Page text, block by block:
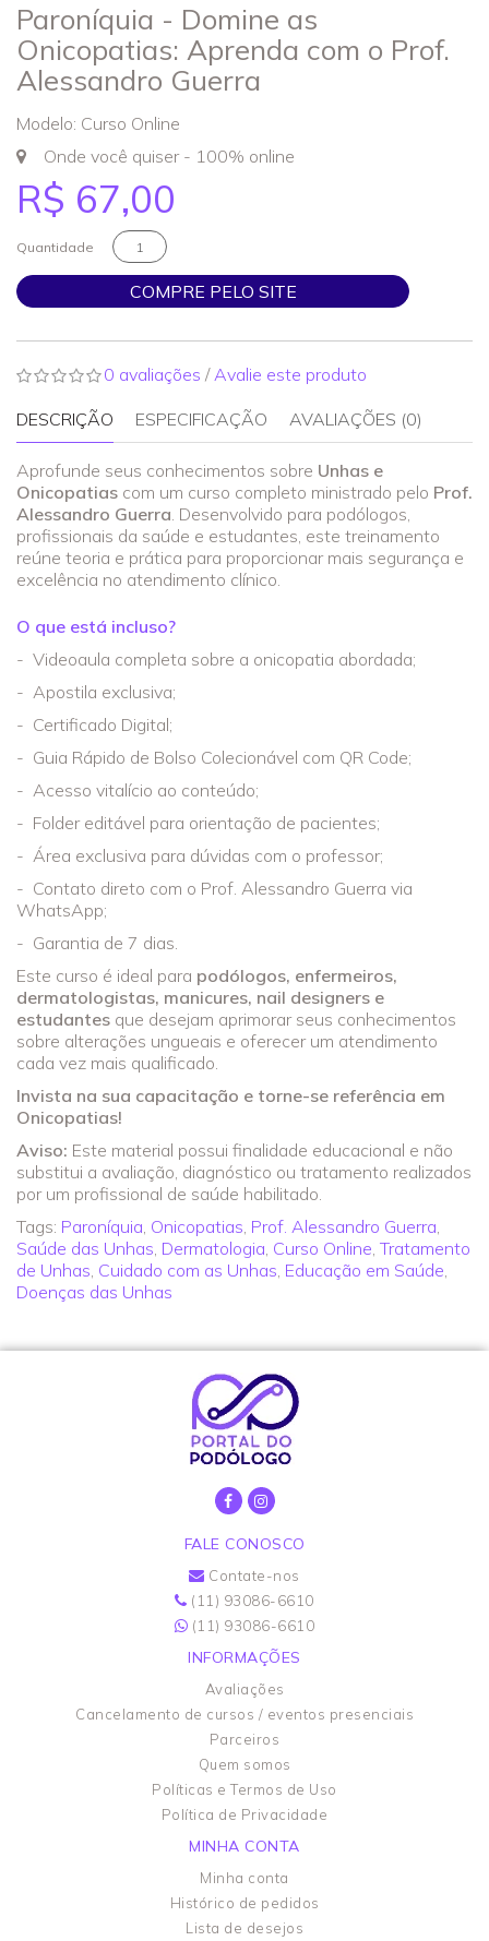
Paroníquia - Domine as
Onicopatias: Aprenda com o Prof.
Alessandro Guerra
Modelo: Curso Online
Onde você quiser - 100% online
R$ 67,00
Quantidade
COMPRE PELO SITE
0 avaliações / Avalie este produto
DESCRIÇÃO ESPECIFICAÇÃO AVALIAÇÕES (0)
Aprofunde seus conhecimentos sobre Unhas e
Onicopatias com um curso completo ministrado pelo Prof.
Alessandro Guerra . Desenvolvido para podólogos,
profissionais da saúde e estudantes, este treinamento
reúne teoria e prática para proporcionar mais segurança e
excelência no atendimento clínico.
O que está incluso?
- Videoaula completa sobre a onicopatia abordada;
- Apostila exclusiva;
- Certificado Digital;
- Guia Rápido de Bolso Colecionável com QR Code;
- Acesso vitalício ao conteúdo;
- Folder editável para orientação de pacientes;
- Área exclusiva para dúvidas com o professor;
- Contato direto com o Prof. Alessandro Guerra via
WhatsApp;
- Garantia de 7 dias.
Este curso é ideal para podólogos, enfermeiros,
dermatologistas, manicures, nail designers e
estudantes que desejam aprimorar seus conhecimentos
sobre alterações ungueais e oferecer um atendimento
cada vez mais qualificado.
Invista na sua capacitação e torne-se referência em
Onicopatias!
Aviso: Este material possui finalidade educacional e não
substitui a avaliação, diagnóstico ou tratamento realizados
por um profissional de saúde habilitado.
Tags: Paroníquia Onicopatias Prof. Alessandro Guerra
Saúde das Unhas Dermatologia Curso Online Tratamento
de Unhas Cuidado com as Unhas Educação em Saúde
Doenças das Unhas
FALE CONOSCO
Contate-nos
(11) 93086-6610
(11) 93086-6610
INFORMAÇÕES
Avaliações
Cancelamento de cursos / eventos presenciais
Parceiros
Quem somos
Políticas e Termos de Uso
Política de Privacidade
MINHA CONTA
Minha conta
Histórico de pedidos
Lista de desejos